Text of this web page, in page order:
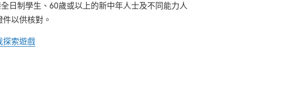
日制學生、60歲或以上的新中年人士及不同能力人
以供核對。
探索遊戲